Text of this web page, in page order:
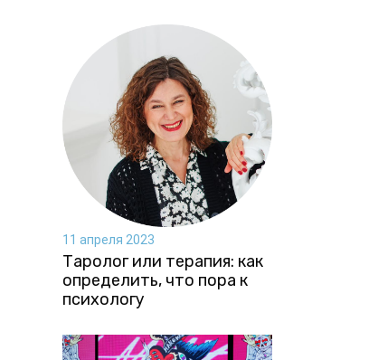
11 апреля 2023
Таролог или терапия: как
определить, что пора к
психологу